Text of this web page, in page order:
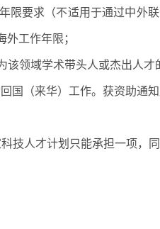
限要求（不适用于通过中外
工作年限；
领域学术带头人或杰出人才
国（来华）工作。获资助通
技人才计划只能承担一项，